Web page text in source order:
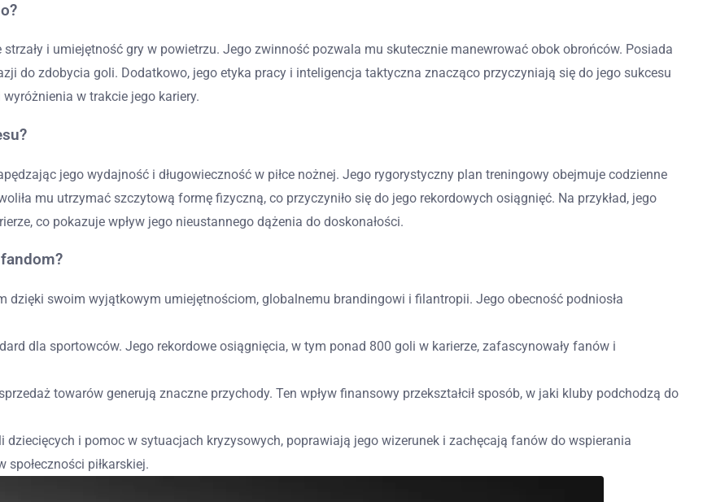
i umiejętność gry w powietrzu. Jego zwinność pozwala mu skutecznie manewrować obok obrońców. Posiada
do zdobycia goli. Dodatkowo, jego etyka pracy i inteligencja taktyczna znacząco przyczyniają się do jego sukcesu
w trakcie jego kariery.
jego wydajność i długowieczność w piłce nożnej. Jego rygorystyczny plan treningowy obejmuje codzienne
mu utrzymać szczytową formę fizyczną, co przyczyniło się do jego rekordowych osiągnięć. Na przykład, jego
co pokazuje wpływ jego nieustannego dążenia do doskonałości.
dzięki swoim wyjątkowym umiejętnościom, globalnemu brandingowi i filantropii. Jego obecność podniosła
dla sportowców. Jego rekordowe osiągnięcia, w tym ponad 800 goli w karierze, zafascynowały fanów i
towarów generują znaczne przychody. Ten wpływ finansowy przekształcił sposób, w jaki kluby podchodzą do
i pomoc w sytuacjach kryzysowych, poprawiają jego wizerunek i zachęcają fanów do wspierania
piłkarskiej.